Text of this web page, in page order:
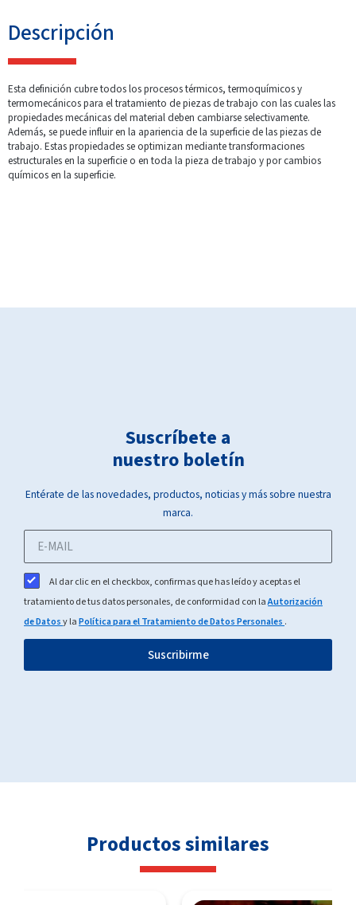
Descripción
Esta definición cubre todos los procesos térmicos, termoquímicos y
termomecánicos para el tratamiento de piezas de trabajo con las cuales las
propiedades mecánicas del material deben cambiarse selectivamente.
Además, se puede influir en la apariencia de la superficie de las piezas de
trabajo. Estas propiedades se optimizan mediante transformaciones
estructurales en la superficie o en toda la pieza de trabajo y por cambios
químicos en la superficie.
Suscríbete a
nuestro boletín
Entérate de las novedades, productos, noticias y más sobre nuestra
marca.
Al dar clic en el checkbox, confirmas que has leído y aceptas el
tratamiento de tus datos personales, de conformidad con laAutorización
de Datosy laPolítica para el Tratamiento de Datos Personales .
Suscribirme
Productos similares